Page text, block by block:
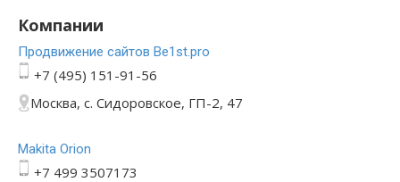
Компании
Продвижение сайтов Be1st.pro
+7 (495) 151-91-56
Москва, с. Сидоровское, ГП-2, 47
Makita Orion
+7 499 3507173